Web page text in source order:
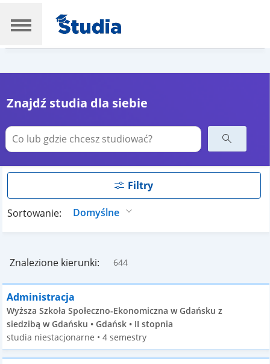
Znajdź studia dla siebie
Filtry
Sortowanie:
Znalezione kierunki: 644
Administracja
Wyższa Szkoła Społeczno-Ekonomiczna w Gdańsku z
siedzibą w Gdańsku • Gdańsk • II stopnia
studia niestacjonarne • 4 semestry